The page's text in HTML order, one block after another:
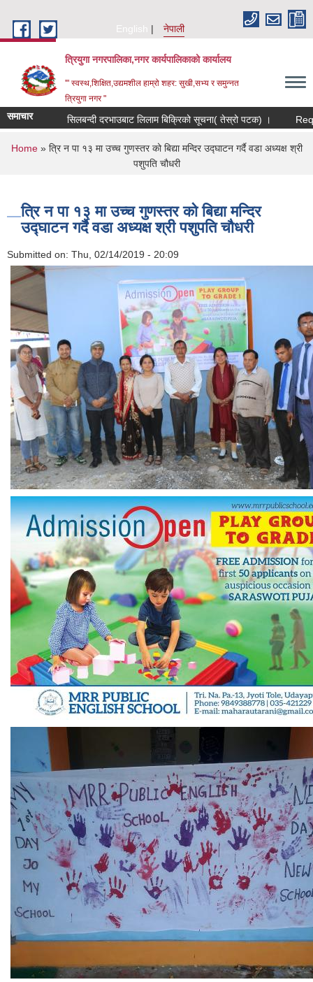
English
नेपाली
त्रियुगा नगरपालिका,नगर कार्यपालिकाको कार्यालय
'" स्वस्थ,शिक्षित,उद्यमशील हाम्रो शहर: सुखी,सभ्य र समुन्नत
त्रियुगा नगर "
समाचार सिलबन्दी दरभाउबाट लिलाम बिक्रिको सूचना( तेस्रो पटक) ।
You are here
Home» त्रि न पा १३ मा उच्च गुणस्तर को बिद्या मन्दिर उद्घाटन गर्दै वडा अध्यक्ष श्री
पशुपति चौधरी
त्रि न पा १३ मा उच्च गुणस्तर को बिद्या मन्दिर
उद्घाटन गर्दै वडा अध्यक्ष श्री पशुपति चौधरी
Submitted on: Thu, 02/14/2019 - 20:09